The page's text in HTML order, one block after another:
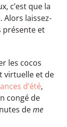
c’est que la
Alors laissez-
présente et
les cocos
virtuelle et de
d’été,
congé de
deme